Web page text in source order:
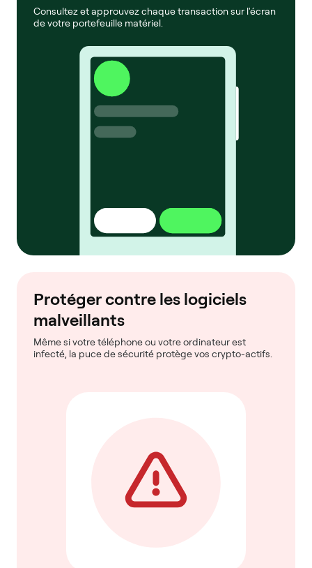
Consultez et approuvez chaque transaction sur l'écran
de votre portefeuille matériel.
Protéger contre les logiciels
malveillants
Même si votre téléphone ou votre ordinateur est
infecté, la puce de sécurité protège vos crypto-actifs.